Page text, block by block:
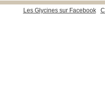
Les Glycines sur Facebook